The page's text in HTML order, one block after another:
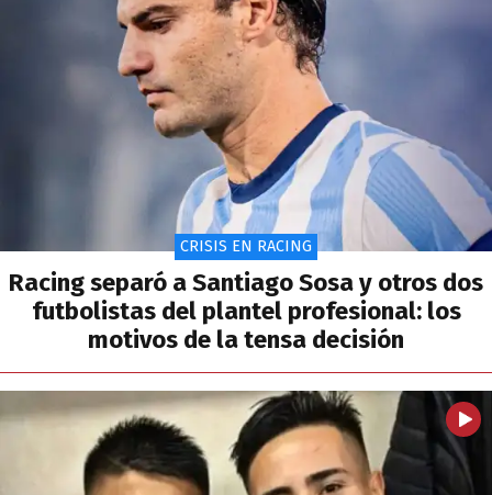
CRISIS EN RACING
Racing separó a Santiago Sosa y otros dos
futbolistas del plantel profesional: los
motivos de la tensa decisión